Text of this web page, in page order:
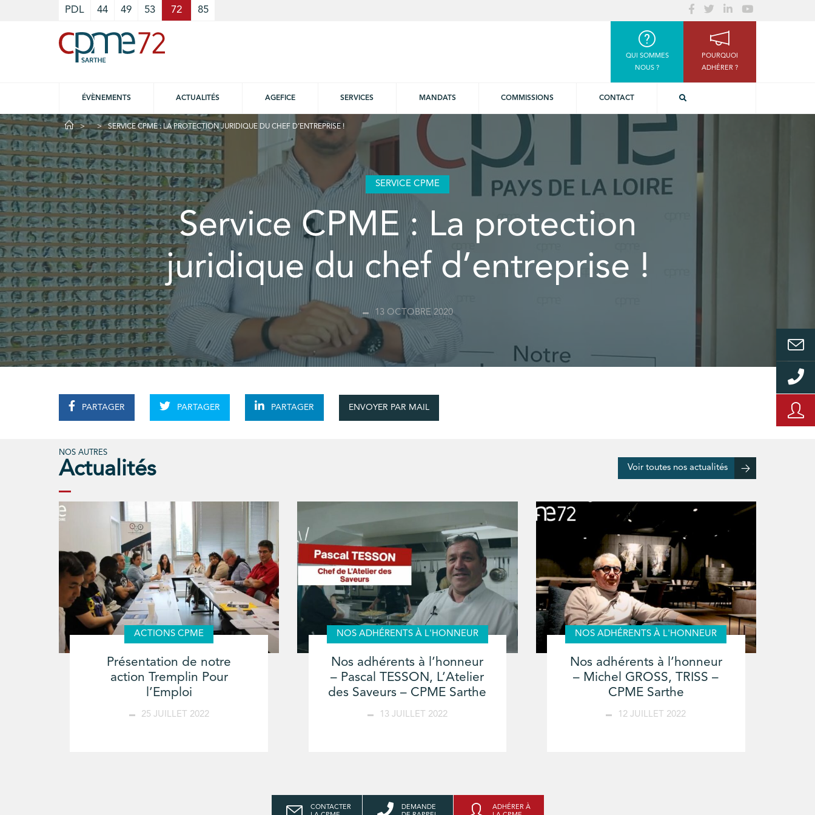
PDL 44 49 53 72 85
QUI SOMMES
NOUS ?
POURQUOI
ADHÉRER ?
ÉVÈNEMENTS ACTUALITÉS AGEFICE SERVICES MANDATS COMMISSIONS CONTACT
SERVICE CPME : LA PROTECTION JURIDIQUE DU CHEF D’ENTREPRISE !
SERVICE CPME
Service CPME : La protection
juridique du chef d’entreprise !
13 OCTOBRE 2020
PARTAGER PARTAGER PARTAGER ENVOYER PAR MAIL
NOS AUTRES
Actualités Voir toutes nos actualités
ACTIONS CPME
Présentation de notre
action Tremplin Pour
l’Emploi
25 JUILLET 2022
NOS ADHÉRENTS À L'HONNEUR
Nos adhérents à l’honneur
– Pascal TESSON, L’Atelier
des Saveurs – CPME Sarthe
13 JUILLET 2022
NOS ADHÉRENTS À L'HONNEUR
Nos adhérents à l’honneur
– Michel GROSS, TRISS –
CPME Sarthe
12 JUILLET 2022
CONTACTER
DEMANDE
ADHÉRER À
Cookies management panel